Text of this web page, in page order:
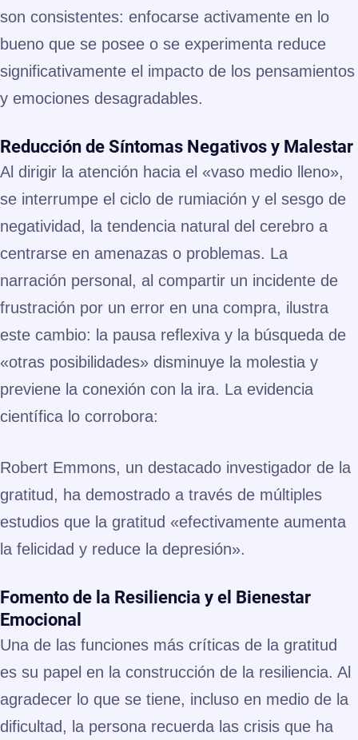
son consistentes: enfocarse activamente en lo
bueno que se posee o se experimenta reduce
significativamente el impacto de los pensamientos
y emociones desagradables.
Reducción de Síntomas Negativos y Malestar
Al dirigir la atención hacia el «vaso medio lleno»,
se interrumpe el ciclo de rumiación y el sesgo de
negatividad, la tendencia natural del cerebro a
centrarse en amenazas o problemas. La
narración personal, al compartir un incidente de
frustración por un error en una compra, ilustra
este cambio: la pausa reflexiva y la búsqueda de
«otras posibilidades» disminuye la molestia y
previene la conexión con la ira. La evidencia
científica lo corrobora:
Robert Emmons, un destacado investigador de la
gratitud, ha demostrado a través de múltiples
estudios que la gratitud «efectivamente aumenta
la felicidad y reduce la depresión».
Fomento de la Resiliencia y el Bienestar
Emocional
Una de las funciones más críticas de la gratitud
es su papel en la construcción de la resiliencia. Al
agradecer lo que se tiene, incluso en medio de la
dificultad, la persona recuerda las crisis que ha